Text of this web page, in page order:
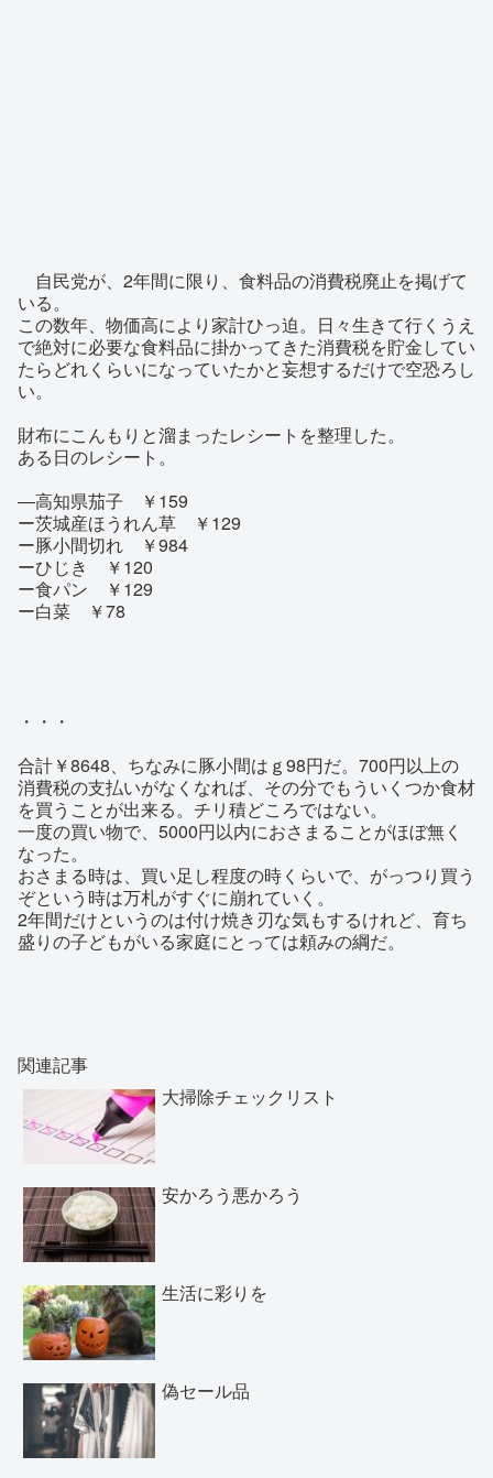
自民党が、2年間に限り、食料品の消費税廃止を掲げて
いる。
この数年、物価高により家計ひっ迫。日々生きて行くうえ
で絶対に必要な食料品に掛かってきた消費税を貯金してい
たらどれくらいになっていたかと妄想するだけで空恐ろし
い。
財布にこんもりと溜まったレシートを整理した。
ある日のレシート。
―高知県茄子 ￥159
ー茨城産ほうれん草 ￥129
ー豚小間切れ ￥984
ーひじき ￥120
ー食パン ￥129
ー白菜 ￥78
・・・
合計￥8648、ちなみに豚小間はｇ98円だ。700円以上の
消費税の支払いがなくなれば、その分でもういくつか食材
を買うことが出来る。チリ積どころではない。
一度の買い物で、5000円以内におさまることがほぼ無く
なった。
おさまる時は、買い足し程度の時くらいで、がっつり買う
ぞという時は万札がすぐに崩れていく。
2年間だけというのは付け焼き刃な気もするけれど、育ち
盛りの子どもがいる家庭にとっては頼みの綱だ。
関連記事
大掃除チェックリスト
安かろう悪かろう
生活に彩りを
偽セール品